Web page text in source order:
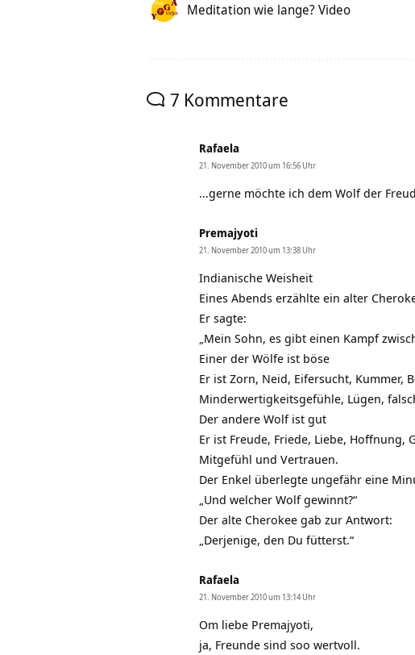
Meditation wie lange? Video
7 Kommentare
Rafaela
21. November 2010 um 16:56 Uhr
…gerne möchte ich dem Wolf der
Premajyoti
21. November 2010 um 13:38 Uhr
Indianische Weisheit
Eines Abends erzählte ein alter
Er sagte:
„Mein Sohn, es gibt einen Kampf
Einer der Wölfe ist böse
Er ist Zorn, Neid, Eifersucht, Kummer,
Minderwertigkeitsgefühle, Lügen,
Der andere Wolf ist gut
Er ist Freude, Friede, Liebe, Hoffnung,
Mitgefühl und Vertrauen.
Der Enkel überlegte ungefähr eine
„Und welcher Wolf gewinnt?“
Der alte Cherokee gab zur Antwort:
„Derjenige, den Du fütterst.“
Rafaela
21. November 2010 um 13:14 Uhr
Om liebe Premajyoti,
ja, Freunde sind soo wertvoll.